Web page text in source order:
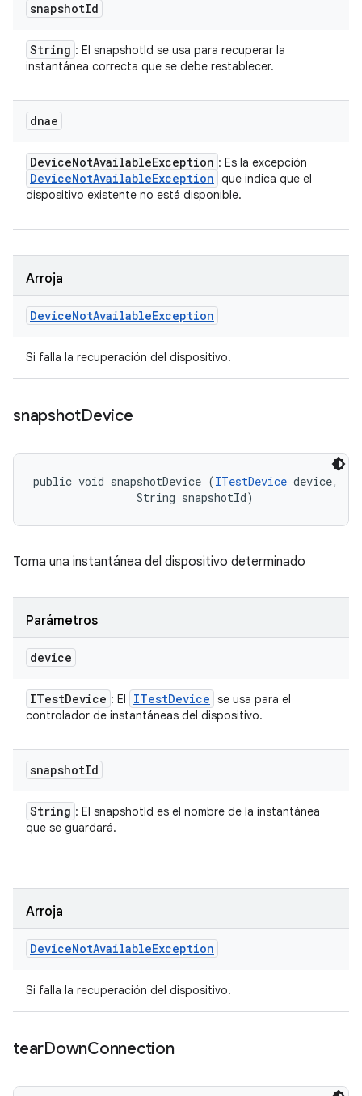
snapshotId
String : El snapshotId se usa para recuperar la
instantánea correcta que se debe restablecer.
dnae
DeviceNotAvailableException : Es la excepción
DeviceNotAvailableException que indica que el
dispositivo existente no está disponible.
Arroja
DeviceNotAvailableException
Si falla la recuperación del dispositivo.
snapshotDevice
public void snapshotDevice (ITestDevice device,
                String snapshotId)
Toma una instantánea del dispositivo determinado
Parámetros
device
ITestDevice : El ITestDevice se usa para el
controlador de instantáneas del dispositivo.
snapshotId
String : El snapshotId es el nombre de la instantánea
que se guardará.
Arroja
DeviceNotAvailableException
Si falla la recuperación del dispositivo.
tearDownConnection